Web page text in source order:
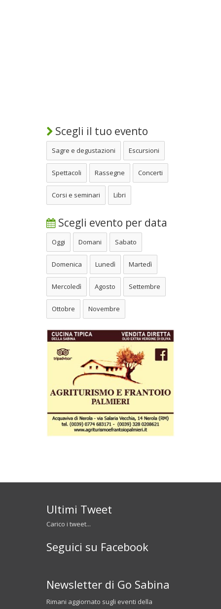
Scegli il tuo evento
Sagre e degustazioni Escursioni
Spettacoli Rassegne Concerti
Corsi e seminari Libri
Scegli evento per data
Oggi Domani Sabato
Domenica Lunedì Martedì
Mercoledì Agosto Settembre
Ottobre Novembre
Ultimi Tweet
Carico i tweet...
Seguici su Facebook
Newsletter di Go Sabina
Rimani aggiornato sugli eventi della